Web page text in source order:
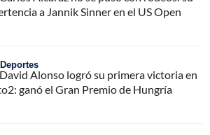
a Jannik Sinner en el US Open
David Alonso logró su primera victoria en
ganó el Gran Premio de Hungría